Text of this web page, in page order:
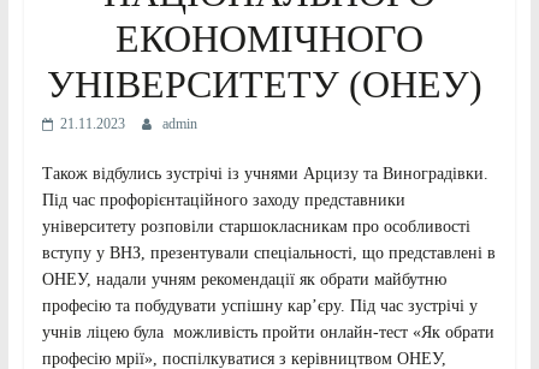
ЕКОНОМІЧНОГО
УНІВЕРСИТЕТУ (ОНЕУ)
21.11.2023 admin
Також відбулись зустрічі із учнями Арцизу та Виноградівки.
Під час профорієнтаційного заходу представники
університету розповіли старшокласникам про особливості
вступу у ВНЗ, презентували спеціальності, що представлені в
ОНЕУ, надали учням рекомендації як обрати майбутню
професію та побудувати успішну кар’єру. Під час зустрічі у
учнів ліцею була можливість пройти онлайн-тест «Як обрати
професію мрії», поспілкуватися з керівництвом ОНЕУ,